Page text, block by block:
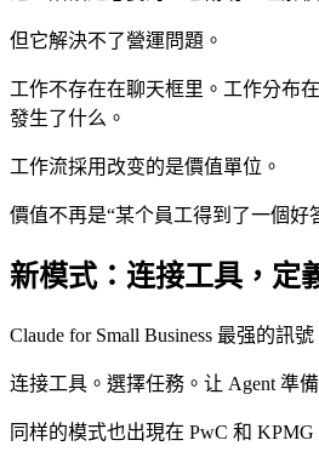
但它解決不了營運問題。
工作不存在在聊天框里。工作分布
發生了什么。
工作流採用改变的是價值單位。
價值不再是“某个員工得到了一個好
新模式：连接工具，定
Claude for Small Business 最强的訊
连接工具。選擇任務。让 Agent 準
同样的模式也出現在 PwC 和